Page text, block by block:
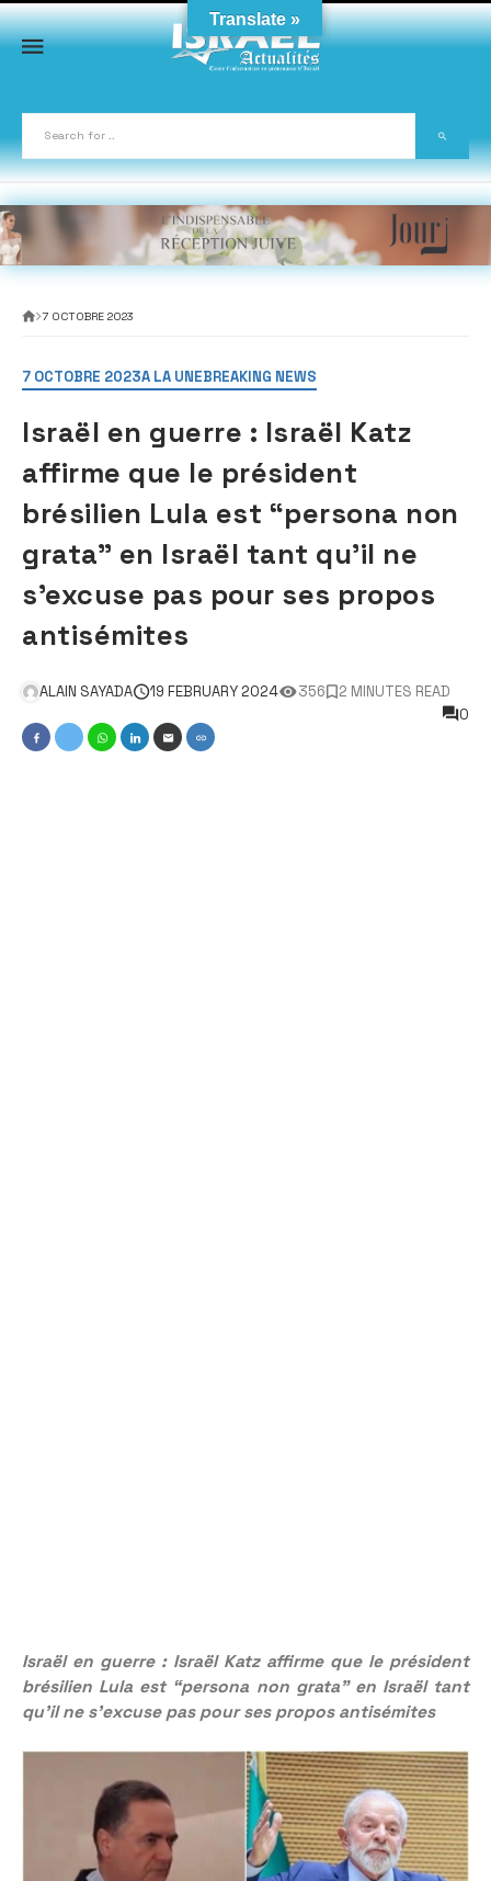
Skip
to
content
7 OCTOBRE 2023
7 OCTOBRE 2023A LA UNEBREAKING NEWS
Israël en guerre : Israël Katz
affirme que le président
brésilien Lula est “persona non
grata” en Israël tant qu’il ne
s’excuse pas pour ses propos
antisémites
ALAIN SAYADA 19 FEBRUARY 2024 356
2 MINUTES READ
0
Israël en guerre : Israël Katz affirme que le président
brésilien Lula est “persona non grata” en Israël tant
qu’il ne s’excuse pas pour ses propos antisémites
Translate »